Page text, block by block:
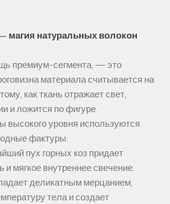
магия натуральных волокон
премиум-сегмента, — это
материала считывается на
как ткань отражает свет,
и ложится по фигуре.
высокого уровня используются
фактуры:
пух горных коз придает
и мягкое внутреннее свечение.
деликатным мерцанием,
тела и создает